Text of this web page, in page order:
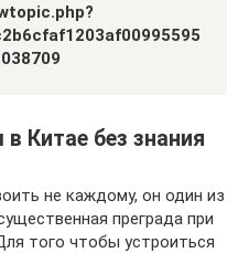
Китае без знания
не каждому, он один из
преграда при
того чтобы устроиться